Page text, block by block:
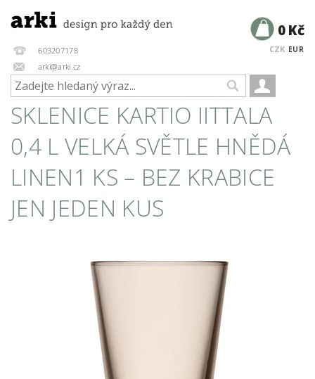
603207178
arki@arki.cz
CZK EUR
0 Kč
SKLENICE KARTIO IITTALA
0,4 L VELKÁ SVĚTLE HNĚDÁ
LINEN1 KS – BEZ KRABICE
JEN JEDEN KUS